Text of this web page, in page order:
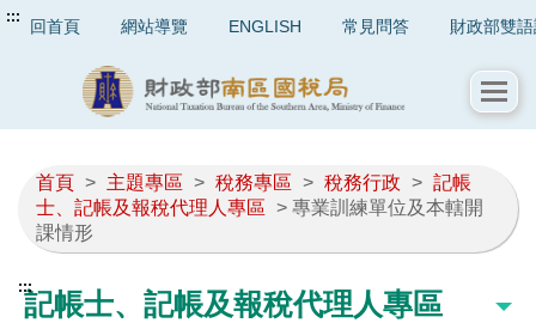
::: 回首頁 網站導覽 ENGLISH 常見問答 財政部雙
首頁 > 主題專區 > 稅務專區 > 稅務行政 > 記帳
士、記帳及報稅代理人專區 > 專業訓練單位及本轄開
課情形
:::記帳士、記帳及報稅代理人專區